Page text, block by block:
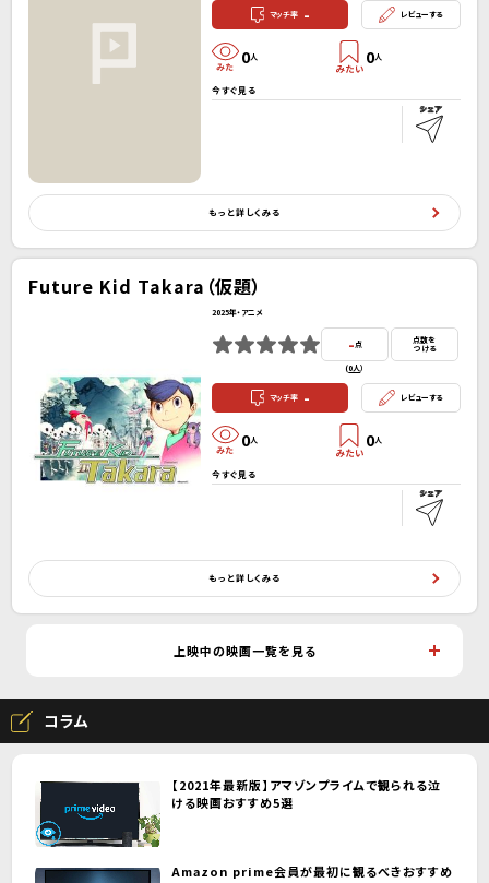
マッチ率 - レビューする
0人 0人
今すぐ見る
もっと詳しくみる
Future Kid Takara（仮題）
2025年・アニメ
-点
(0人）
点数を
つける
マッチ率 - レビューする
0人 0人
今すぐ見る
もっと詳しくみる
上映中の映画一覧を見る
コラム
【2021年最新版】アマゾンプライムで観られる泣
ける映画おすすめ5選
Amazon prime会員が最初に観るべきおすすめ